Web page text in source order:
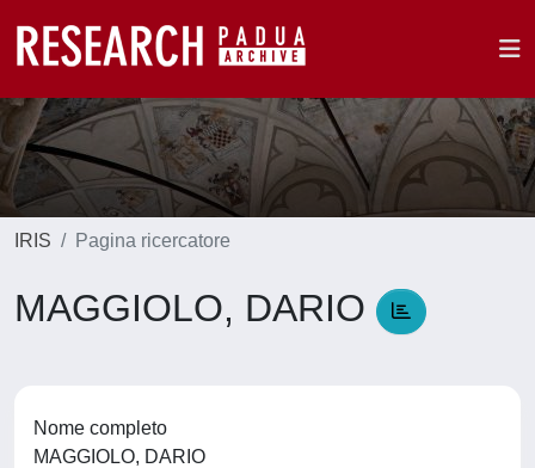
IRIS Pagina ricercatore
MAGGIOLO, DARIO
Nome completo
MAGGIOLO, DARIO